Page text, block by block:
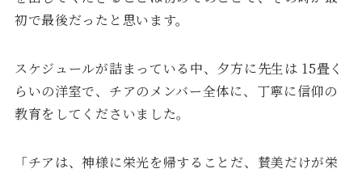
初で最後だったと思います。
スケジュールが詰まっている中、夕方に先生は 15畳く
らいの洋室で、チアのメンバー全体に、丁寧に信仰の
教育をしてくださいました。
「チアは、神様に栄光を帰することだ、賛美だけが栄